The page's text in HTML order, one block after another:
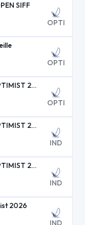
SIFF
OPTI
OPTI
CHALLENGE RADE SUD OPTIMIST 2026
OPTI
CHALLENGE RADE SUD OPTIMIST 2026
IND
CHALLENGE RADE SUD OPTIMIST 2026
IND
2026
IND